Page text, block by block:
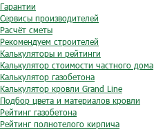
Гарантии
Сервисы производителей
Расчёт сметы
Рекомендуем строителей
Калькуляторы и рейтинги
Калькулятор стоимости частного дома
Калькулятор газобетона
Калькулятор кровли Grand Line
Подбор цвета и материалов кровли
Рейтинг газобетона
Рейтинг полнотелого кирпича